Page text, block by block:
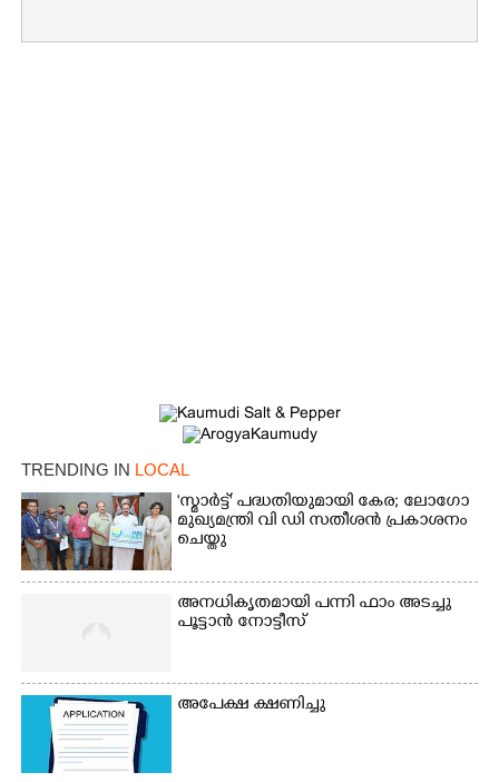
TRENDING IN LOCAL
'സ്മാർട്ട്' പദ്ധതിയുമായി കേര; ലോഗോ
മുഖ്യമന്ത്രി വി ഡി സതീശൻ പ്രകാശനം
ചെയ്തു
അനധികൃതമായി പന്നി ഫാം അടച്ചു
പൂട്ടാൻ നോട്ടീസ്
അപേക്ഷ ക്ഷണിച്ചു
Share this link